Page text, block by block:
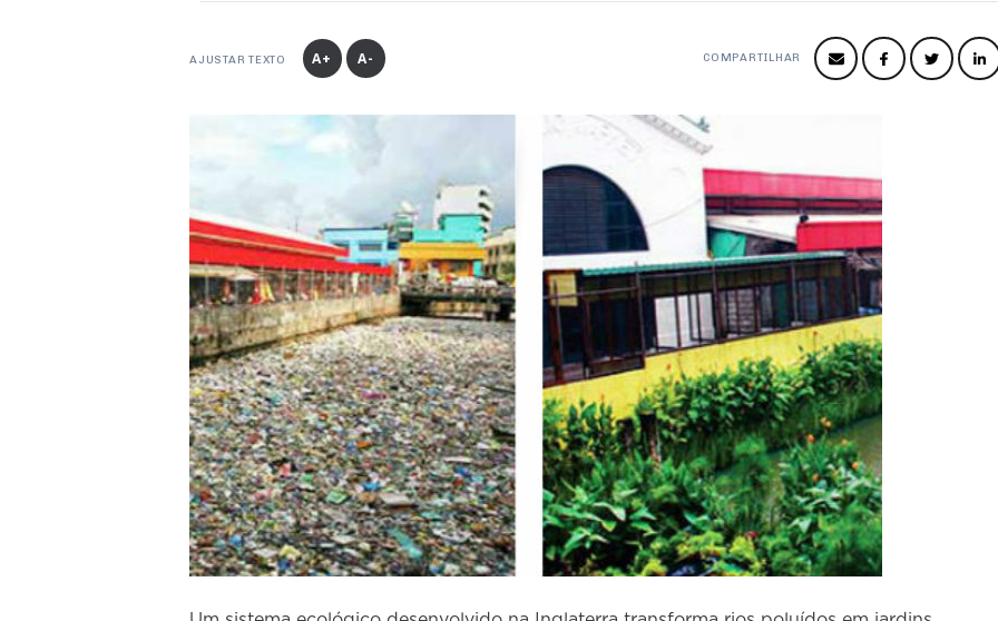
AJUSTAR TEXTO A+ A- COMPARTILHAR